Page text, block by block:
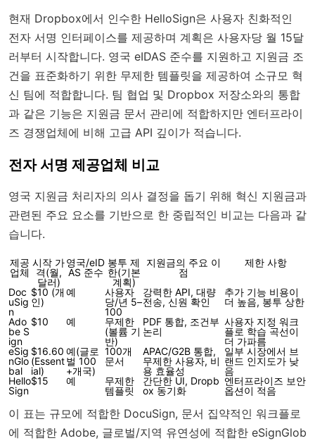
현재 Dropbox에서 인수한 HelloSign은 사용자 친화적인
전자 서명 인터페이스를 제공하며 계획은 사용자당 월 15달
러부터 시작합니다. 영국 eIDAS 준수를 지원하고 지원금 조
건을 표준화하기 위한 무제한 템플릿을 제공하여 소규모 혁
신 팀에 적합합니다. 팀 협업 및 Dropbox 저장소와의 통합
과 같은 기능은 지원금 문서 관리에 적합하지만 엔터프라이
즈 경쟁업체에 비해 고급 API 깊이가 적습니다.
전자 서명 제공업체 비교
영국 지원금 처리자의 의사 결정을 돕기 위해 혁신 지원금과
관련된 주요 요소를 기반으로 한 중립적인 비교는 다음과 같
습니다.
제공
업체
시작 가
격(월,
달러)
영국/eID
AS 준수
봉투 제
한(기본
계획)
지원금의 주요 이
점
제한 사항
Doc
uSig
n
$10 (개
인)
예
사용자
당/년 5–
100
강력한 API, 대량
전송, 신원 확인
추가 기능 비용이
더 높음, 봉투 상한
Ado
be S
ign
$10 예
무제한
(볼륨 기
반)
PDF 통합, 조건부
논리
사용자 지정 워크
플로 학습 곡선이
더 가파름
eSig
nGlo
bal
$16.60
(Essent
ial)
예(글로
벌 100
+개국)
100개
문서
APAC/G2B 통합,
무제한 사용자, 비
용 효율성
일부 시장에서 브
랜드 인지도가 낮
음
Hello
Sign
$15 예
무제한
템플릿
간단한 UI, Dropb
ox 동기화
엔터프라이즈 보안
옵션이 적음
이 표는 규모에 적합한 DocuSign, 문서 집약적인 워크플로
에 적합한 Adobe, 글로벌/지역 유연성에 적합한 eSignGlob